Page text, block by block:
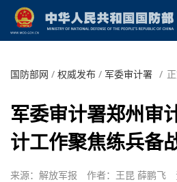
国防部网 / 权威发布 / 军委审计署 /
军委审计署郑州审
计工作聚焦练兵备
来源：解放军报 作者：王昆 薛鹏飞